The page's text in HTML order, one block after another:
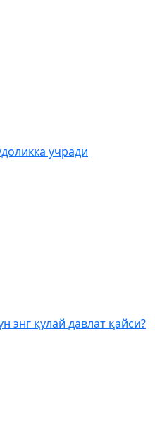
учради
қулай давлат қайси?